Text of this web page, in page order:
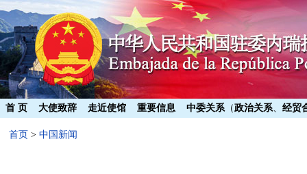
首 页 大使致辞 走近使馆 重要信息 中委关系（政治关系、 经贸
首页 > 中国新闻